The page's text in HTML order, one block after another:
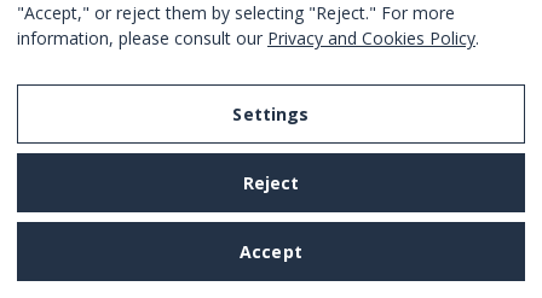
LOCAL EN ALQUILER EN PLAZA ESPAÑA
Sants Montjuic - Barcelona
"Accept," or reject them by selecting "Reject." For more
information, please consult our Privacy and Cookies Policy.
Settings
Reject
Accept